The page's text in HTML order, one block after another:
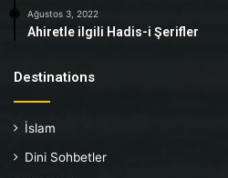
Ağustos 3, 2022
Ahiretle ilgili Hadis-i Şerifler
Destinations
İslam
Dini Sohbetler